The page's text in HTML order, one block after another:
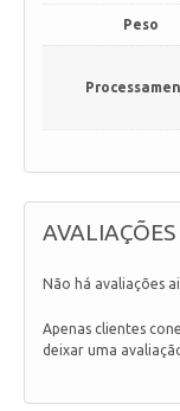
Peso
AVALIAÇÕES
Não há avaliações
Apenas clientes
deixar uma